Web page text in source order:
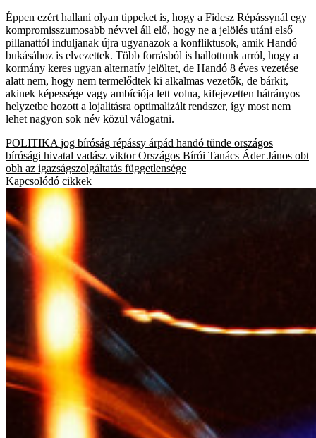
Éppen ezért hallani olyan tippeket is, hogy a Fidesz Répássynál egy
kompromisszumosabb névvel áll elő, hogy ne a jelölés utáni első
pillanattól induljanak újra ugyanazok a konfliktusok, amik Handó
bukásához is elvezettek. Több forrásból is hallottunk arról, hogy a
kormány keres ugyan alternatív jelöltet, de Handó 8 éves vezetése
alatt nem, hogy nem termelődtek ki alkalmas vezetők, de bárkit,
akinek képessége vagy ambíciója lett volna, kifejezetten hátrányos
helyzetbe hozott a lojalitásra optimalizált rendszer, így most nem
lehet nagyon sok név közül válogatni.
POLITIKA jog bíróság répássy árpád handó tünde országos
bírósági hivatal vadász viktor Országos Bírói Tanács Áder János obt
obh az igazságszolgáltatás függetlensége
Kapcsolódó cikkek